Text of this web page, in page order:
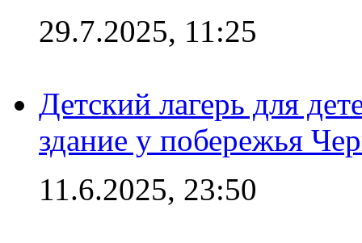
29.7.2025, 11:25
Детский лагерь для
здание у побережья
11.6.2025, 23:50